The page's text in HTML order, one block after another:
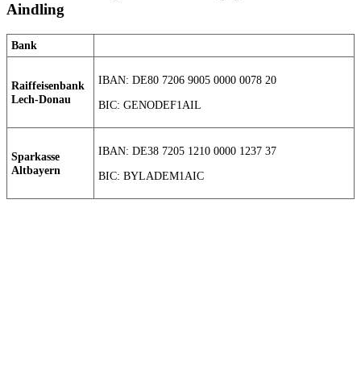
Aindling
Bank
Raiffeisenbank
Lech-Donau
IBAN: DE80 7206 9005 0000 0078 20
BIC: GENODEF1AIL
Sparkasse
Altbayern
IBAN: DE38 7205 1210 0000 1237 37
BIC: BYLADEM1AIC